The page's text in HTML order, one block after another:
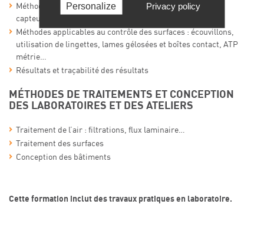
Méthodes applicables au contrôle de l’air : sédimentation,
capteur ou bio collecteur…
Méthodes applicables au contrôle des surfaces : écouvillons,
utilisation de lingettes, lames gélosées et boîtes contact, ATP
métrie…
Résultats et traçabilité des résultats
MÉTHODES DE TRAITEMENTS ET CONCEPTION
DES LABORATOIRES ET DES ATELIERS
Traitement de l’air : filtrations, flux laminaire…
Traitement des surfaces
Conception des bâtiments
Cette formation inclut des travaux pratiques en laboratoire.
Personalize Privacy policy